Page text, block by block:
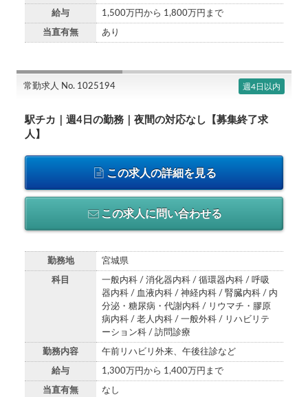
給与 1,500万円から 1,800万円まで
当直有無 あり
常勤求人 No. 1025194 週4日以内
駅チカ｜週4日の勤務｜夜間の対応なし【募集終了求
人】
この求人の詳細を見る
この求人に問い合わせる
勤務地 宮城県
科目
一般内科 / 消化器内科 / 循環器内科 / 呼吸
器内科 / 血液内科 / 神経内科 / 腎臓内科 / 内
分泌・糖尿病・代謝内科 / リウマチ・膠原
病内科 / 老人内科 / 一般外科 / リハビリテ
ーション科 / 訪問診療
勤務内容 午前リハビリ外来、午後往診など
給与 1,300万円から 1,400万円まで
当直有無 なし